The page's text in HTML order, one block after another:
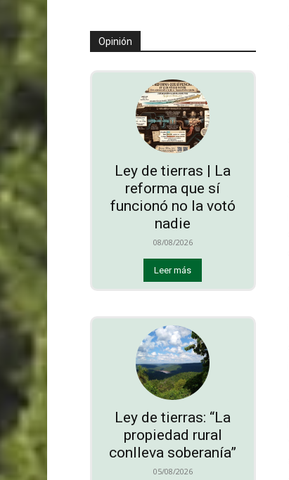
Opinión
Ley de tierras | La
reforma que sí
funcionó no la votó
nadie
08/08/2026
Leer más
Ley de tierras: “La
propiedad rural
conlleva soberanía”
05/08/2026